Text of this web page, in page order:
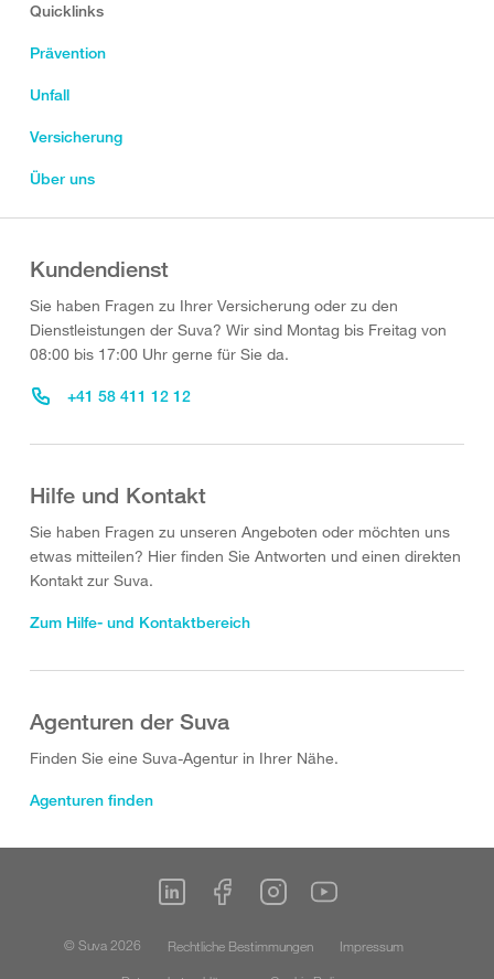
Quicklinks
Prävention
Unfall
Versicherung
Über uns
Kundendienst
Sie haben Fragen zu Ihrer Versicherung oder zu den
Dienstleistungen der Suva? Wir sind Montag bis Freitag von
08:00 bis 17:00 Uhr gerne für Sie da.
+41 58 411 12 12
Hilfe und Kontakt
Sie haben Fragen zu unseren Angeboten oder möchten uns
etwas mitteilen? Hier finden Sie Antworten und einen direkten
Kontakt zur Suva.
Zum Hilfe- und Kontaktbereich
Agenturen der Suva
Finden Sie eine Suva-Agentur in Ihrer Nähe.
Agenturen finden
© Suva 2026 Rechtliche Bestimmungen
Impressum